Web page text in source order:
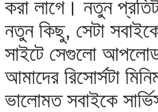
করা লাগে। নতুন
নতুন কিছু, সেটা
সাইটে সেগুলো আপলোড
আমাদের রিসোর্সটা
ভালোমত সবাইকে